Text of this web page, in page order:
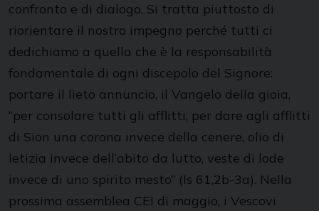
confronto e di dialogo. Si tratta piuttosto di
riorientare il nostro impegno perché tutti ci
dedichiamo a quella che è la responsabilità
fondamentale di ogni discepolo del Signore:
portare il lieto annuncio, il Vangelo della gioia,
“per consolare tutti gli afflitti, per dare agli afflitti
di Sion una corona invece della cenere, olio di
letizia invece dell’abito da lutto, veste di lode
invece di uno spirito mesto” (Is 61,2b-3a). Nella
prossima assemblea CEI di maggio, i Vescovi